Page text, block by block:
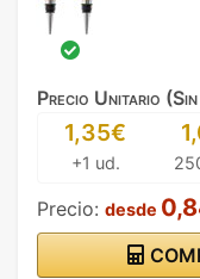
Precio Unitario (Sin
1,35€
+1 ud.
Precio: desde